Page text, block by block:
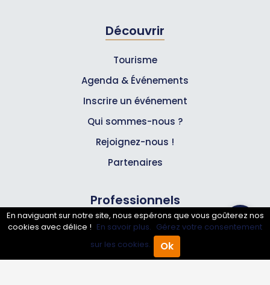
Annuaire Pro Agenda
Découvrir
Tourisme
Agenda & Événements
Inscrire un événement
Qui sommes-nous ?
Rejoignez-nous !
Partenaires
Professionnels
Annuaire pro
Inscrire mon entreprise
En naviguant sur notre site, nous espérons que vous goûterez nos
cookies avec délice ! En savoir plus. Gérez votre consentement
sur les cookies.
Ok